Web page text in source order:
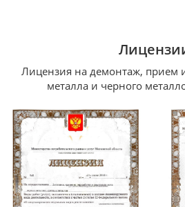
Лицензия на демонтаж, прием
металла и черного